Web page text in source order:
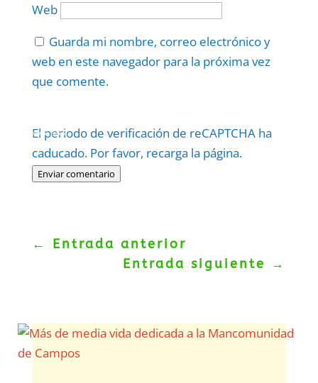
Web
Guarda mi nombre, correo electrónico y
web en este navegador para la próxima vez
que comente.
El periodo de verificación de reCAPTCHA ha
caducado. Por favor, recarga la página.
Enviar comentario
Politica–Términos.
← Entrada anterior
Entrada siguiente
→